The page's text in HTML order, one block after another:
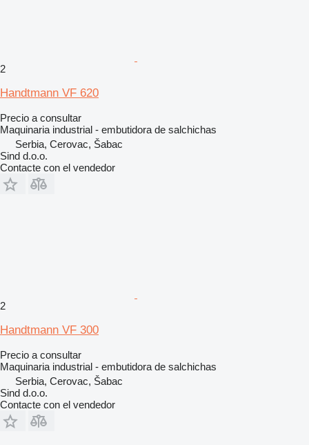
2
Handtmann VF 620
Precio a consultar
Maquinaria industrial - embutidora de salchichas
Serbia, Cerovac, Šabac
Sind d.o.o.
Contacte con el vendedor
2
Handtmann VF 300
Precio a consultar
Maquinaria industrial - embutidora de salchichas
Serbia, Cerovac, Šabac
Sind d.o.o.
Contacte con el vendedor